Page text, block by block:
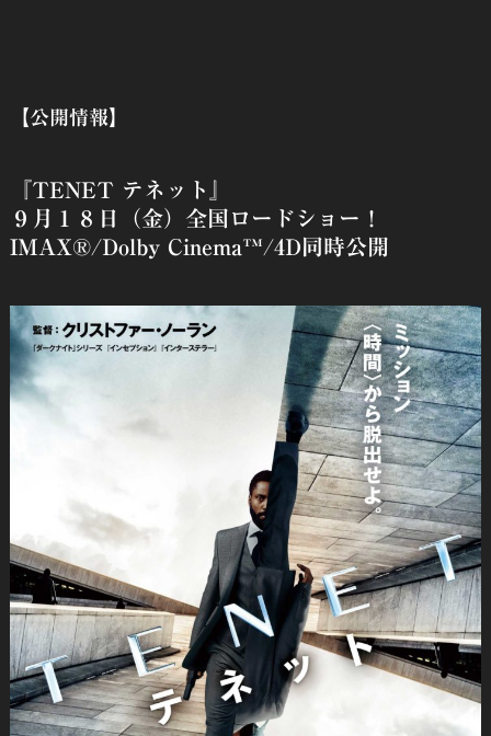
【公開情報】
『TENET テネット』
９月１８日（金）全国ロードショー！
IMAX®/Dolby Cinema™/4D同時公開